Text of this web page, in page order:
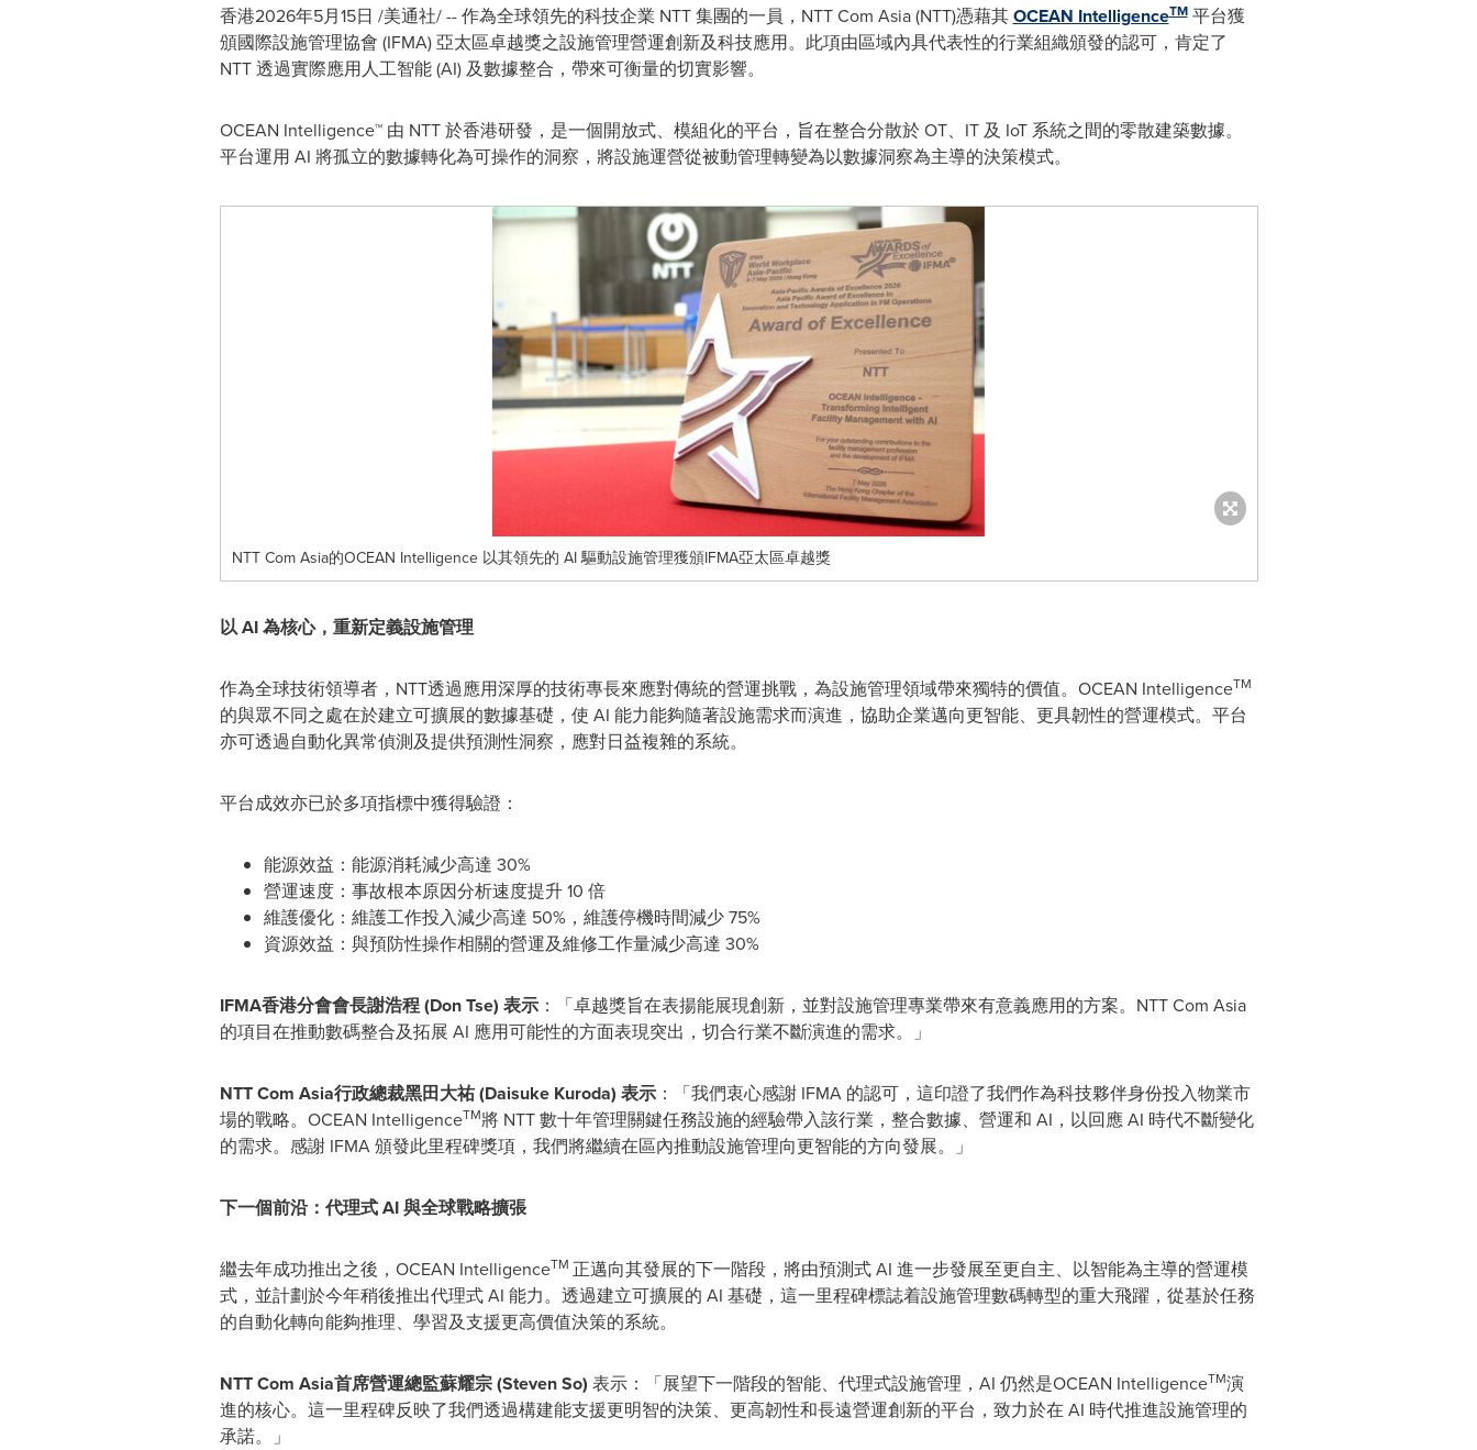
香港2026年5月15日 /美通社/ -- 作為全球領先的科技企業 NTT 集團的一員，NTT Com Asia (NTT)憑藉其OCEAN IntelligenceTM平台獲
頒國際設施管理協會 (IFMA) 亞太區卓越獎之設施管理營運創新及科技應用。此項由區域內具代表性的行業組織頒發的認可，肯定了
NTT 透過實際應用人工智能 (AI) 及數據整合，帶來可衡量的切實影響。
OCEAN Intelligence™ 由 NTT 於香港研發，是一個開放式、模組化的平台，旨在整合分散於 OT、IT 及 IoT 系統之間的零散建築數據。
平台運用 AI 將孤立的數據轉化為可操作的洞察，將設施運營從被動管理轉變為以數據洞察為主導的決策模式。
NTT Com Asia的OCEAN Intelligence 以其領先的 AI 驅動設施管理獲頒IFMA亞太區卓越獎
以 AI 為核心，重新定義設施管理
作為全球技術領導者，NTT透過應用深厚的技術專長來應對傳統的營運挑戰，為設施管理領域帶來獨特的價值。OCEAN IntelligenceTM
的與眾不同之處在於建立可擴展的數據基礎，使 AI 能力能夠隨著設施需求而演進，協助企業邁向更智能、更具韌性的營運模式。平台
亦可透過自動化異常偵測及提供預測性洞察，應對日益複雜的系統。
平台成效亦已於多項指標中獲得驗證：
能源效益：能源消耗減少高達 30%
營運速度：事故根本原因分析速度提升 10 倍
維護優化：維護工作投入減少高達 50%，維護停機時間減少 75%
資源效益：與預防性操作相關的營運及維修工作量減少高達 30%
IFMA香港分會會長謝浩程 (Don Tse) 表示：「卓越獎旨在表揚能展現創新，並對設施管理專業帶來有意義應用的方案。NTT Com Asia
的項目在推動數碼整合及拓展 AI 應用可能性的方面表現突出，切合行業不斷演進的需求。」
NTT Com Asia行政總裁黑田大祐 (Daisuke Kuroda) 表示：「我們衷心感謝 IFMA 的認可，這印證了我們作為科技夥伴身份投入物業市
場的戰略。OCEAN IntelligenceTM將 NTT 數十年管理關鍵任務設施的經驗帶入該行業，整合數據、營運和 AI，以回應 AI 時代不斷變化
的需求。感謝 IFMA 頒發此里程碑獎項，我們將繼續在區內推動設施管理向更智能的方向發展。」
下一個前沿：代理式 AI 與全球戰略擴張
繼去年成功推出之後，OCEAN IntelligenceTM 正邁向其發展的下一階段，將由預測式 AI 進一步發展至更自主、以智能為主導的營運模
式，並計劃於今年稍後推出代理式 AI 能力。透過建立可擴展的 AI 基礎，這一里程碑標誌着設施管理數碼轉型的重大飛躍，從基於任務
的自動化轉向能夠推理、學習及支援更高價值決策的系統。
NTT Com Asia首席營運總監蘇耀宗 (Steven So) 表示：「展望下一階段的智能、代理式設施管理，AI 仍然是OCEAN IntelligenceTM演
進的核心。這一里程碑反映了我們透過構建能支援更明智的決策、更高韌性和長遠營運創新的平台，致力於在 AI 時代推進設施管理的
承諾。」